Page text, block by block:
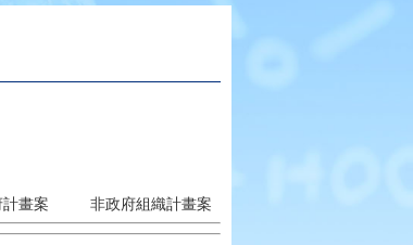
畫案 非政府組織計畫案